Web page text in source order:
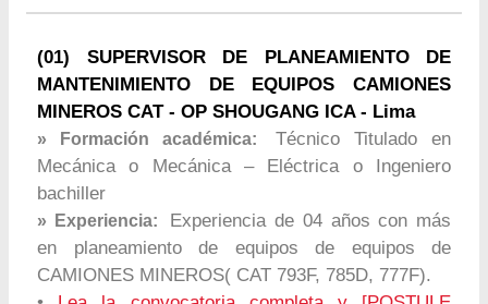
(01) SUPERVISOR DE PLANEAMIENTO DE
MANTENIMIENTO DE EQUIPOS CAMIONES
MINEROS CAT - OP SHOUGANG ICA - Lima
» Formación académica:
Técnico Titulado en
Mecánica o Mecánica – Eléctrica o Ingeniero
bachiller
» Experiencia:
Experiencia de 04 años con más
en planeamiento de equipos de equipos de
CAMIONES MINEROS( CAT 793F, 785D, 777F).